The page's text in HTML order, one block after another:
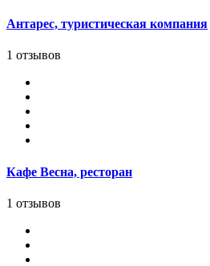
Антарес, туристическая компания
1 отзывов
Кафе Весна, ресторан
1 отзывов